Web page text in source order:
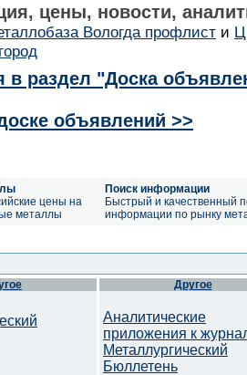
цены, новости,
Вологда профлист и
в раздел "Доска
объявлений >>
цены на
металлы
Поиск информации
Быстрый и качественный
информации по рынку
Другое
Аналитические
приложения к
Металлургический
Бюллетень